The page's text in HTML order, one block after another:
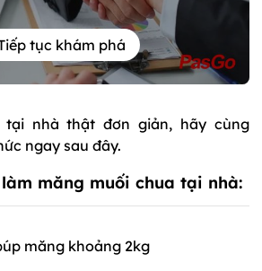
tục khám phá
tại nhà thật đơn giản, hãy cùng
ngay sau đây.
măng muối chua tại nhà:
măng khoảng 2kg